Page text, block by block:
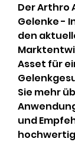
Der Arthro
Gelenke -
den
Asset für
Sie mehr
und